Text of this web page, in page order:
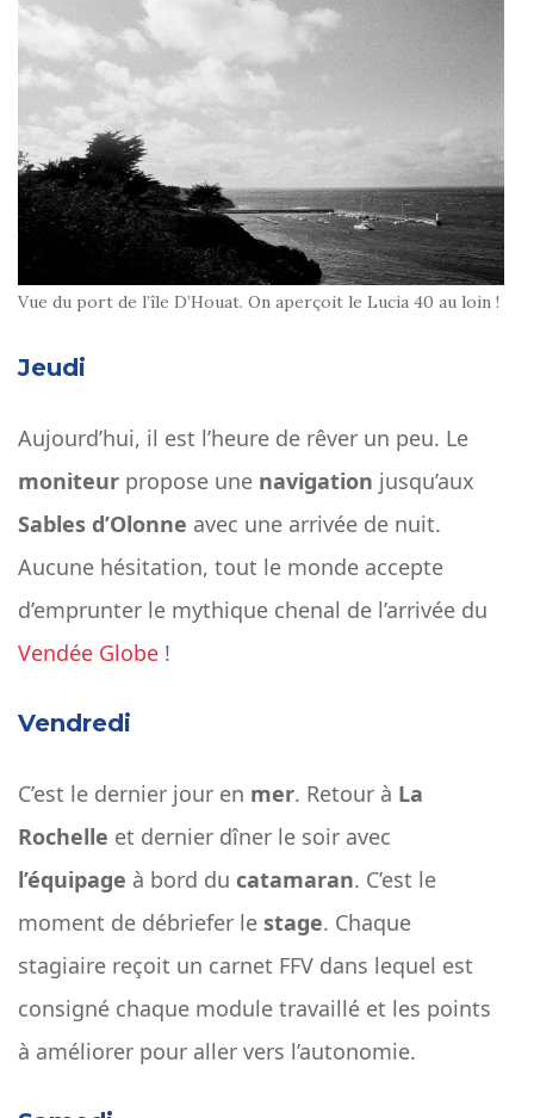
Vue du port de l’île D’Houat. On aperçoit le Lucia 40 au loin !
Jeudi
Aujourd’hui, il est l’heure de rêver un peu. Le
moniteur propose une navigation jusqu’aux
Sables d’Olonne avec une arrivée de nuit.
Aucune hésitation, tout le monde accepte
d’emprunter le mythique chenal de l’arrivée du
Vendée Globe !
Vendredi
C’est le dernier jour en mer. Retour à La
Rochelle et dernier dîner le soir avec
l’équipage à bord du catamaran. C’est le
moment de débriefer le stage. Chaque
stagiaire reçoit un carnet FFV dans lequel est
consigné chaque module travaillé et les points
à améliorer pour aller vers l’autonomie.